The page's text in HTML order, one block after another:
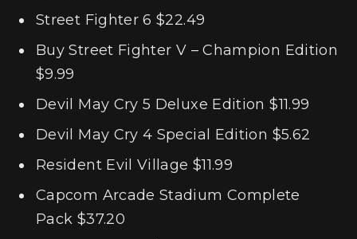
Street Fighter 6 $22.49
Buy Street Fighter V – Champion Edition
$9.99
Devil May Cry 5 Deluxe Edition $11.99
Devil May Cry 4 Special Edition $5.62
Resident Evil Village $11.99
Capcom Arcade Stadium Complete
Pack $37.20